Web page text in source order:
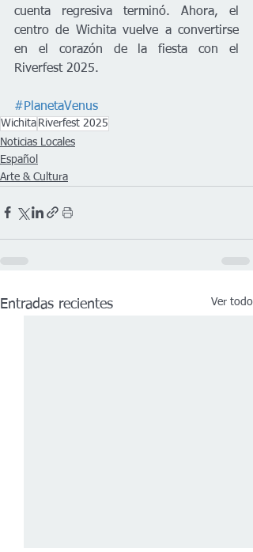
cuenta regresiva terminó. Ahora, el
centro de Wichita vuelve a convertirse
en el corazón de la fiesta con el
Riverfest 2025.
#PlanetaVenus
Wichita Riverfest 2025
Noticias Locales
Español
Arte & Cultura
Entradas recientes Ver todo